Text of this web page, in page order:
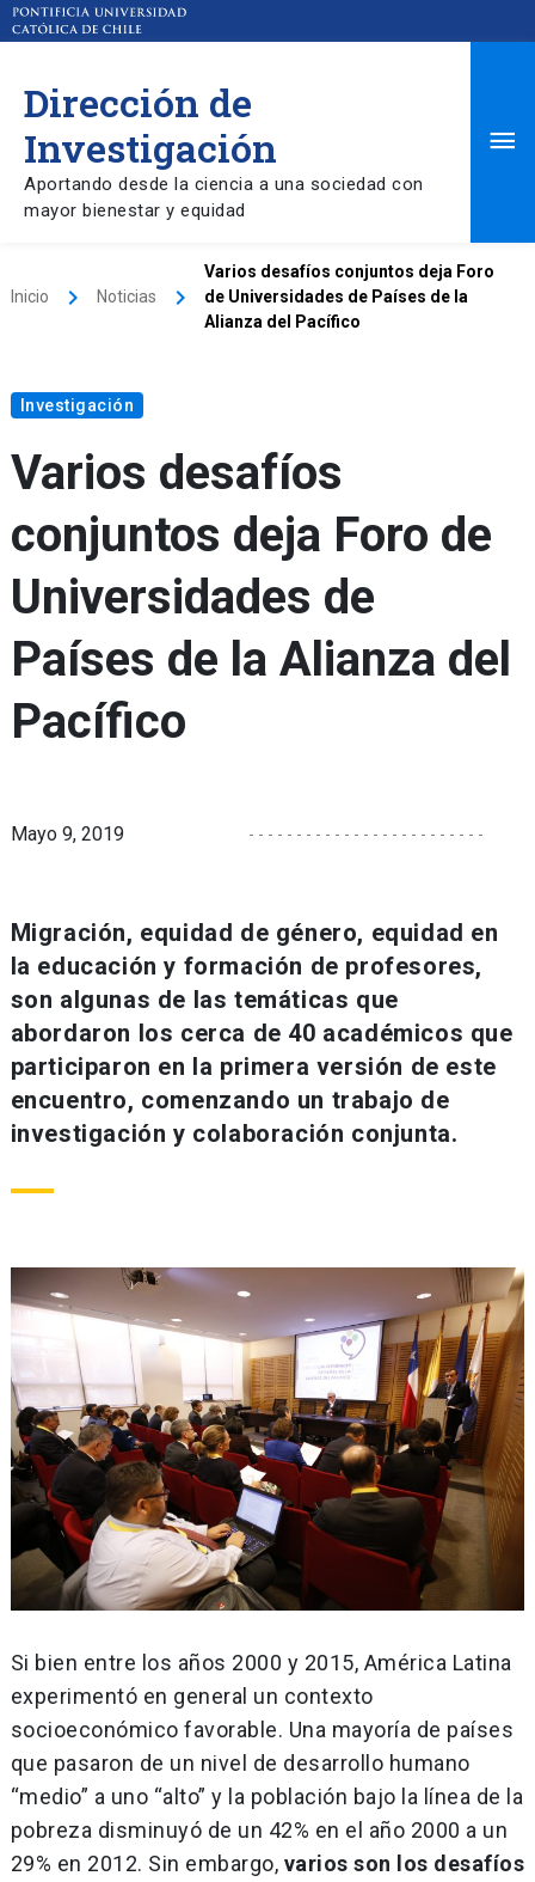
Dirección de
Investigación
Aportando desde la ciencia a una sociedad con
mayor bienestar y equidad
Inicio keyboard_arrow_right Noticias keyboard_arrow_right
Varios desafíos conjuntos deja Foro
de Universidades de Países de la
Alianza del Pacífico
Investigación
Varios desafíos
conjuntos deja Foro de
Universidades de
Países de la Alianza del
Pacífico
Mayo 9, 2019
Migración, equidad de género, equidad en
la educación y formación de profesores,
son algunas de las temáticas que
abordaron los cerca de 40 académicos que
participaron en la primera versión de este
encuentro, comenzando un trabajo de
investigación y colaboración conjunta.
Si bien entre los años 2000 y 2015, América Latina
experimentó en general un contexto
socioeconómico favorable. Una mayoría de países
que pasaron de un nivel de desarrollo humano
“medio” a uno “alto” y la población bajo la línea de la
pobreza disminuyó de un 42% en el año 2000 a un
29% en 2012. Sin embargo, varios son los desafíos